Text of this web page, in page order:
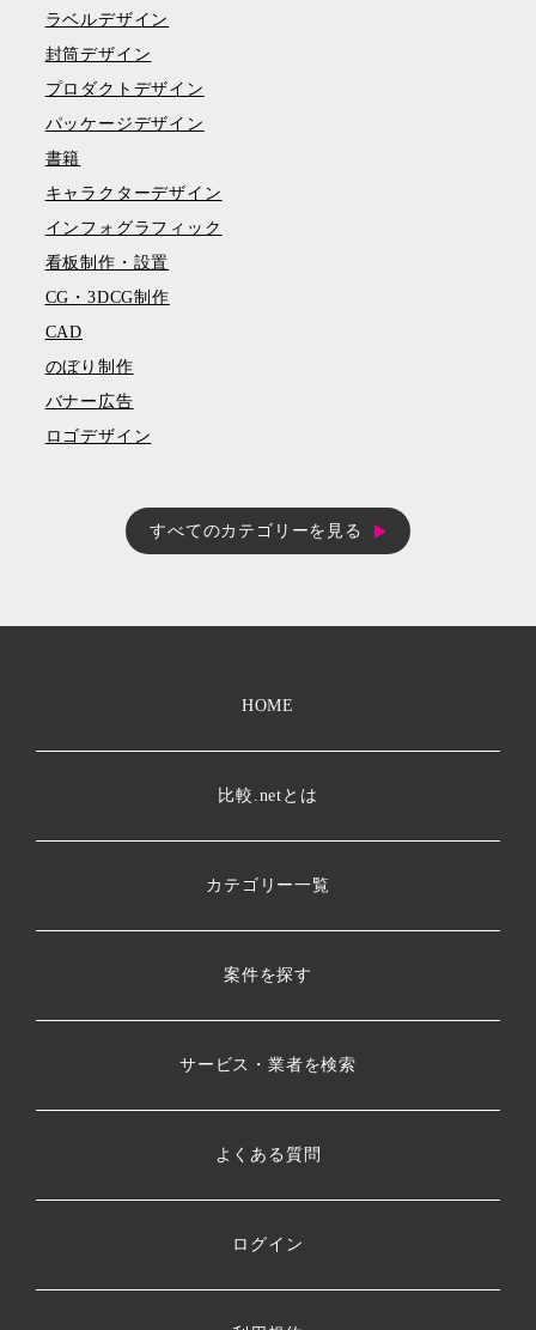
ラベルデザイン
封筒デザイン
プロダクトデザイン
パッケージデザイン
書籍
キャラクターデザイン
インフォグラフィック
看板制作・設置
CG・3DCG制作
CAD
のぼり制作
バナー広告
ロゴデザイン
すべてのカテゴリーを見る
HOME
比較.netとは
カテゴリー一覧
案件を探す
サービス・業者を検索
よくある質問
ログイン